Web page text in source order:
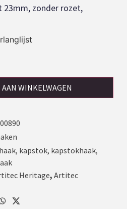
zonder rozet,
WINKELWAGEN
, kapstok, kapstokhaak,
Heritage, Artitec